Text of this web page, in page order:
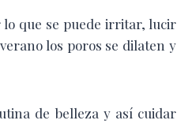
lo que se puede irritar, lucir
los poros se dilaten y
de belleza y así cuidar